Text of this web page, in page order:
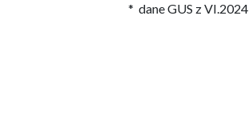
* dane GUS z VI.2024